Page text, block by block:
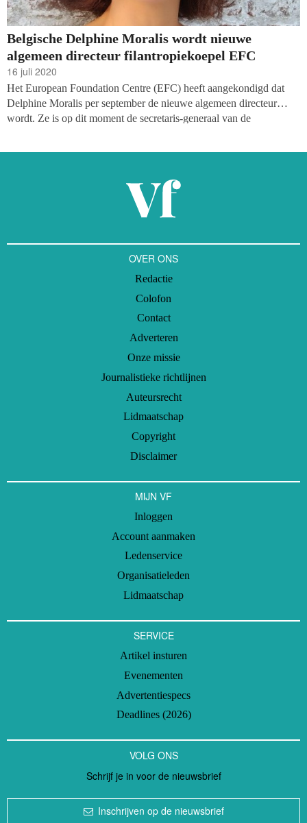
Belgische Delphine Moralis wordt nieuwe
algemeen directeur filantropiekoepel EFC
16 juli 2020
Het European Foundation Centre (EFC) heeft aangekondigd dat
Delphine Moralis per september de nieuwe algemeen directeur
wordt. Ze is op dit moment de secretaris-generaal van de
met pensioen gaat.
OVER ONS
Redactie
Colofon
Contact
Adverteren
Onze missie
Journalistieke richtlijnen
Auteursrecht
Lidmaatschap
Copyright
Disclaimer
MIJN VF
Inloggen
Account aanmaken
Ledenservice
Organisatieleden
Lidmaatschap
SERVICE
Artikel insturen
Evenementen
Advertentiespecs
Deadlines (2026)
VOLG ONS
Schrijf je in voor de nieuwsbrief
Inschrijven op de nieuwsbrief